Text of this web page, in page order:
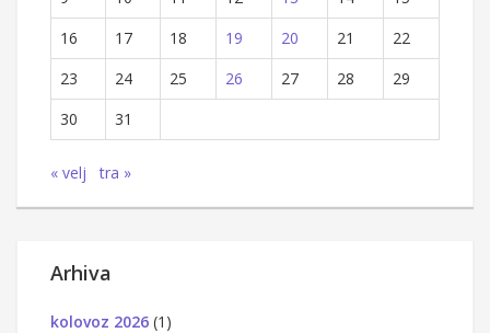
16
17 18 19 20 21
22
23
24 25 26 27 28
29
30
31
« velj tra »
Arhiva
kolovoz 2026 (1)